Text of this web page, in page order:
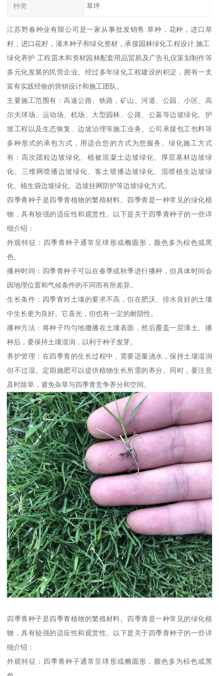
种类 草坪
江苏野春种业有限公司是一家从事批发销售:草种，花种，进口草
籽，进口花籽，灌木种子和绿化资材，承接园林绿化工程设计.施工.
绿化养护.工程苗木和资材园林配套用品贸易及广告礼仪策划制作等
多元化发展的民营企业。经过多年绿化工程建设的积淀，拥有一支
富有实践经验的营销设计和施工团队。
主要施工范围有：高速公路、铁路，矿山、河道、公园、小区、高
尔夫球场、运动场、机场、大型园林、公路、公墓等边坡绿化、护
坡工程以及生态恢复、边坡治理等施工业务。公司承接包工包料等
多种形式的承包方式，用适合您的方式为您服务。绿化施工方式
有：高次团粒边坡绿化、植被混凝土边坡绿化、厚层基材边坡绿
化、三维网喷播边坡绿化、客土喷播边坡绿化、混喷植生边坡绿
化、植生袋边坡绿化、边坡挂网防护等边坡绿化方式。
四季青种子是四季青植物的繁殖材料。四季青是一种常见的绿化植
物，具有较强的适应性和观赏性。以下是关于四季青种子的一些详
细介绍：
外观特征：四季青种子通常呈球形或椭圆形，颜色多为棕色或黑
色。
播种时间：四季青种子可以在春季或秋季进行播种，但具体时间会
因地理位置和气候条件的不同而有所差异。
生长条件：四季青对土壤的要求不高，但在肥沃、排水良好的土壤
中生长更为良好。它喜光，但也有一定的耐阴性。
播种方法：将种子均匀地撒播在土壤表面，然后覆盖一层薄土。播
种后，要保持土壤湿润，以利于种子发芽。
养护管理：在四季青的生长过程中，需要适量浇水，保持土壤湿润
但不过湿。定期施肥可以提供植物生长所需的养分。同时，要注意
及时除草，避免杂草与四季青竞争养分和空间。
四季青种子是四季青植物的繁殖材料。四季青是一种常见的绿化植
物，具有较强的适应性和观赏性。以下是关于四季青种子的一些详
细介绍：
外观特征：四季青种子通常呈球形或椭圆形，颜色多为棕色或黑